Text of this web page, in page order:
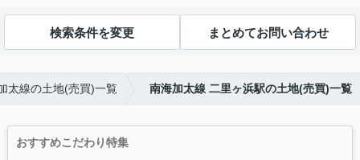
検索条件を変更 まとめてお問い合わせ
太線の土地(売買)一覧 南海加太線 二里ヶ浜駅の土地(売買)一覧
おすすめこだわり特集